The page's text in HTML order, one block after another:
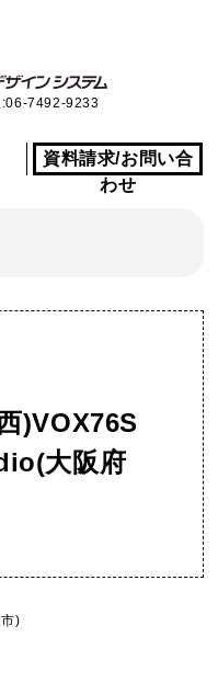
7492-9233
資料請求/お問い合
わせ
)VOX76S
大阪府
)